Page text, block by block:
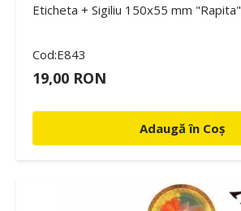
Eticheta + Sigiliu 150x55 mm "Rapita"
Cod:E843
19,00 RON
Adaugă în Coș